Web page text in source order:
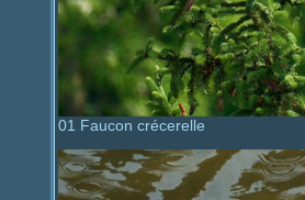
01 Faucon crécerelle